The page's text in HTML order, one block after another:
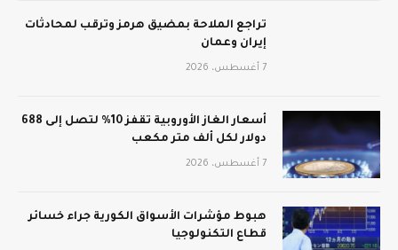
تراجع الملاحة بمضيق هرمز وترقب لمحادثات
إيران وعمان
7 أغسطس، 2026
أسعار الغاز الأوروبية تقفز 10% لتصل إلى 688
دولار لكل ألف متر مكعب
7 أغسطس، 2026
هبوط مؤشرات الأسواق الكورية جراء خسائر
قطاع التكنولوجيا